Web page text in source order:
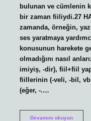
bulunan ve cümlenin
bir zaman fiiliydi.27
zamanda, örneğin,
ses yaratmaya
konusunun harekete
olmadığını nasıl
imiyiş, -dir), fiil+fiil
fiillerinin (-veli, -bil,
(eğer, -.…
Devamını okuyunYardımcı